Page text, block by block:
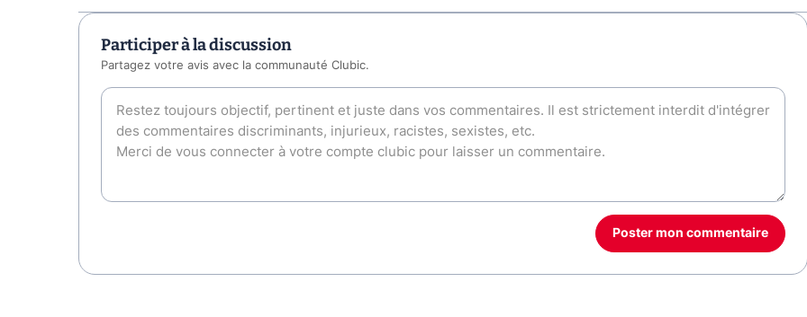
Participer à la discussion
Partagez votre avis avec la communauté Clubic.
Poster mon commentaire